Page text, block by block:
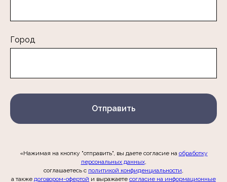
Город
Отправить
«Нажимая на кнопку "отправить", вы даете согласие на обработку
персональных данных,
соглашаетесь c политикой конфиденциальности
а также договором-офертой и выражаете согласие на информационные